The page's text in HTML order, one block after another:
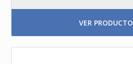
VER PRODUCTO